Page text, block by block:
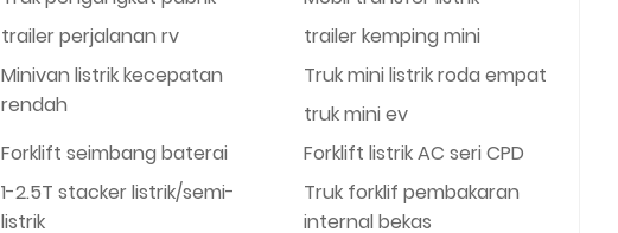
trailer perjalanan rv
trailer kemping mini
Minivan listrik kecepatan
rendah
Truk mini listrik roda empat
truk mini ev
Forklift seimbang baterai
Forklift listrik AC seri CPD
1-2.5T stacker listrik/semi-
listrik
Truk forklif pembakaran
internal bekas